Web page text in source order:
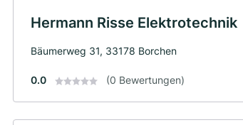
Hermann Risse Elektrotechnik
Bäumerweg 31, 33178 Borchen
0.0 (0 Bewertungen)